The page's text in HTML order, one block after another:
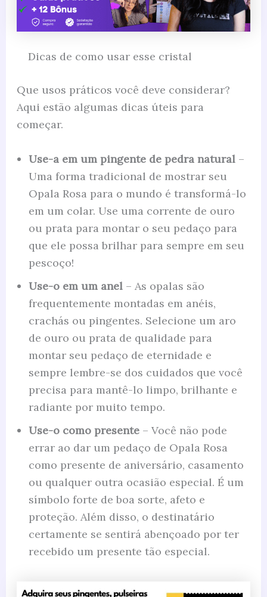
Dicas de como usar esse cristal
Que usos práticos você deve considerar?
Aqui estão algumas dicas úteis para
começar.
Use-a em um pingente de pedra natural–
Uma forma tradicional de mostrar seu
Opala Rosa para o mundo é transformá-lo
em um colar. Use uma corrente de ouro
ou prata para montar o seu pedaço para
que ele possa brilhar para sempre em seu
pescoço!
Use-o em um anel– As opalas são
frequentemente montadas em anéis,
crachás ou pingentes. Selecione um aro
de ouro ou prata de qualidade para
montar seu pedaço de eternidade e
sempre lembre-se dos cuidados que você
precisa para mantê-lo limpo, brilhante e
radiante por muito tempo.
Use-o como presente– Você não pode
errar ao dar um pedaço de Opala Rosa
como presente de aniversário, casamento
ou qualquer outra ocasião especial. É um
símbolo forte de boa sorte, afeto e
proteção. Além disso, o destinatário
certamente se sentirá abençoado por ter
recebido um presente tão especial.